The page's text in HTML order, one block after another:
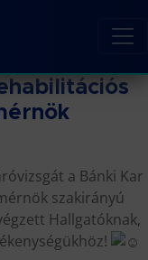
a Bánki Kar
szakirányú
Hallgatóknak,